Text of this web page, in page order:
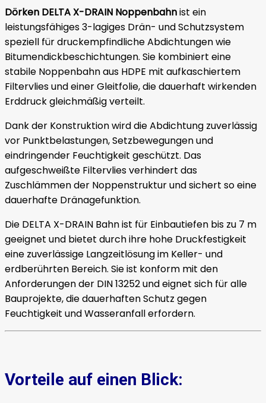
Dörken DELTA X-DRAIN Noppenbahnist ein
leistungsfähiges 3-lagiges Drän- und Schutzsystem
speziell für druckempfindliche Abdichtungen wie
Bitumendickbeschichtungen. Sie kombiniert eine
stabile Noppenbahn aus HDPE mit aufkaschiertem
Filtervlies und einer Gleitfolie, die dauerhaft wirkenden
Erddruck gleichmäßig verteilt.
Dank der Konstruktion wird die Abdichtung zuverlässig
vor Punktbelastungen, Setzbewegungen und
eindringender Feuchtigkeit geschützt. Das
aufgeschweißte Filtervlies verhindert das
Zuschlämmen der Noppenstruktur und sichert so eine
dauerhafte Dränagefunktion.
Die DELTA X-DRAIN Bahn ist für Einbautiefen bis zu 7 m
geeignet und bietet durch ihre hohe Druckfestigkeit
eine zuverlässige Langzeitlösung im Keller- und
erdberührten Bereich. Sie ist konform mit den
Anforderungen der DIN 13252 und eignet sich für alle
Bauprojekte, die dauerhaften Schutz gegen
Feuchtigkeit und Wasseranfall erfordern.
Vorteile auf einen Blick: